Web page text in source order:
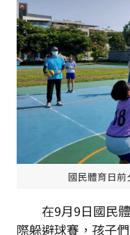
國民體育日前
在9月9日國民體
際躲避球賽，孩子